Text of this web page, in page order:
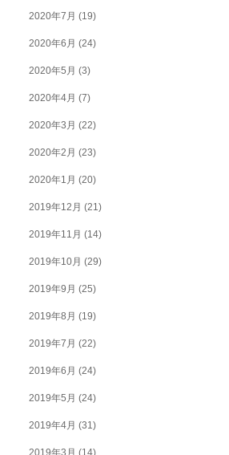
2020年7月 (19)
2020年6月 (24)
2020年5月 (3)
2020年4月 (7)
2020年3月 (22)
2020年2月 (23)
2020年1月 (20)
2019年12月 (21)
2019年11月 (14)
2019年10月 (29)
2019年9月 (25)
2019年8月 (19)
2019年7月 (22)
2019年6月 (24)
2019年5月 (24)
2019年4月 (31)
2019年3月 (14)